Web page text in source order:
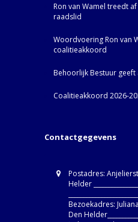
Ron van Wamel treedt
raadslid
Woordvoering Ron van
coalitieakkoord
Behoorlijk Bestuur
Coalitieakkoord 2026-
Contactgegevens
Postadres:
Helder
Bezoekadres:
Den